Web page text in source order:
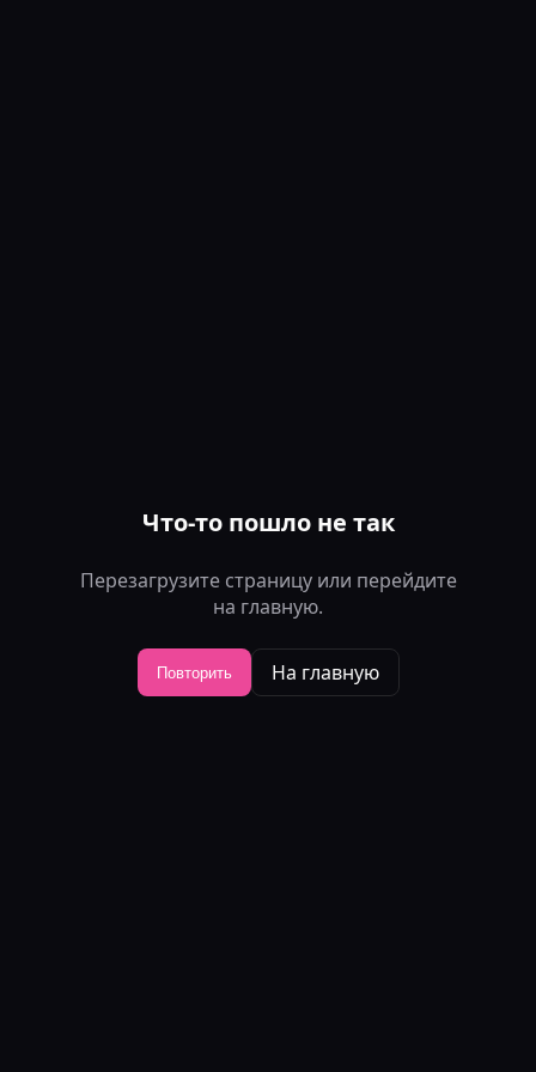
Что-то пошло не так
Перезагрузите страницу или перейдите
на главную.
Повторить На главную